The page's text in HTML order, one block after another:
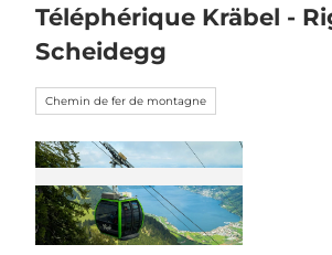
Téléphérique Kräbel -
Scheidegg
Chemin de fer de montagne